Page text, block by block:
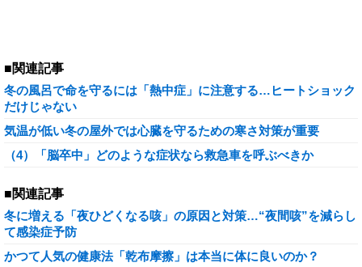
■関連記事
冬の風呂で命を守るには「熱中症」に注意する…ヒートショック
だけじゃない
気温が低い冬の屋外では心臓を守るための寒さ対策が重要
（4）「脳卒中」どのような症状なら救急車を呼ぶべきか
■関連記事
冬に増える「夜ひどくなる咳」の原因と対策…“夜間咳”を減らし
て感染症予防
かつて人気の健康法「乾布摩擦」は本当に体に良いのか？